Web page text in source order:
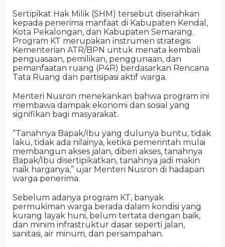
Sertipikat Hak Milik (SHM) tersebut diserahkan
kepada penerima manfaat di Kabupaten Kendal,
Kota Pekalongan, dan Kabupaten Semarang.
Program KT merupakan instrumen strategis
Kementerian ATR/BPN untuk menata kembali
penguasaan, pemilikan, penggunaan, dan
pemanfaatan ruang (P4R) berdasarkan Rencana
Tata Ruang dan partisipasi aktif warga.
Menteri Nusron menekankan bahwa program ini
membawa dampak ekonomi dan sosial yang
signifikan bagi masyarakat.
“Tanahnya Bapak/Ibu yang dulunya buntu, tidak
laku, tidak ada nilainya, ketika pemerintah mulai
membangun akses jalan, diberi akses, tanahnya
Bapak/Ibu disertipikatkan, tanahnya jadi makin
naik harganya,” ujar Menteri Nusron di hadapan
warga penerima.
Sebelum adanya program KT, banyak
permukiman warga berada dalam kondisi yang
kurang layak huni, belum tertata dengan baik,
dan minim infrastruktur dasar seperti jalan,
sanitasi, air minum, dan persampahan.